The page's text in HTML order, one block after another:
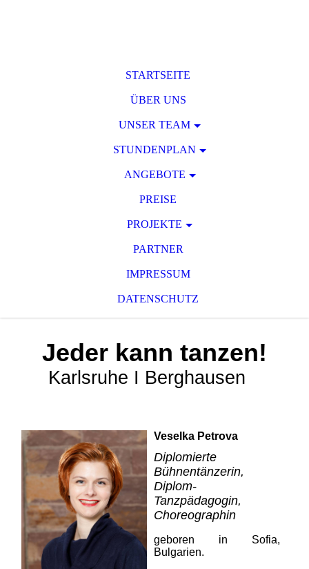
STARTSEITE
ÜBER UNS
UNSER TEAM
STUNDENPLAN
ANGEBOTE
PREISE
PROJEKTE
PARTNER
IMPRESSUM
DATENSCHUTZ
Jeder kann tanzen!
Karlsruhe I Berghausen
Veselka Petrova
Diplomierte
Bühnentänzerin,
Diplom-
Tanzpädagogin,
Choreographin
geboren in Sofia,
Bulgarien.